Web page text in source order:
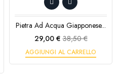
Pietra Ad Acqua Giapponese...
Prezzo
29,00 € Prezzo
base
38,50 €
AGGIUNGI AL CARRELLO